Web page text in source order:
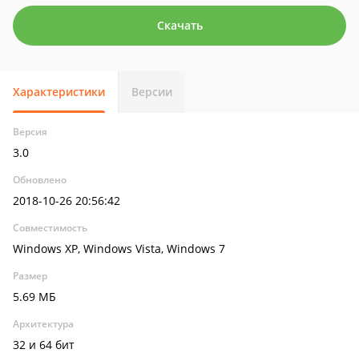
Скачать
Характеристики Версии
Версия
3.0
Обновлено
2018-10-26 20:56:42
Совместимость
Windows XP, Windows Vista, Windows 7
Размер
5.69 МБ
Архитектура
32 и 64 бит